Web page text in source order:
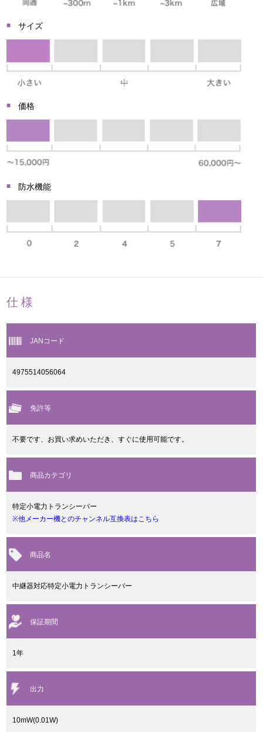
サイズ
価格
防水機能
仕様
JANコード
4975514056064
免許等
不要です、お買い求めいただき、すぐに使用可能です。
商品カテゴリ
特定小電力トランシーバー
※他メーカー機とのチャンネル互換表はこちら
商品名
中継器対応特定小電力トランシーバー
保証期間
1年
出力
10mW(0.01W)